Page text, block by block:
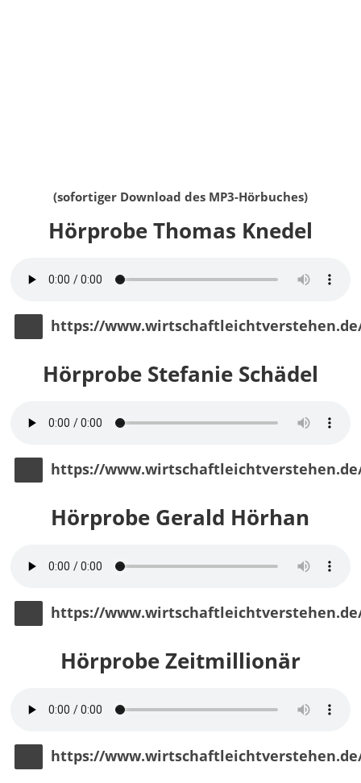
(sofortiger Download des MP3-Hörbuches)
Hörprobe Thomas Knedel
https://
Hörprobe Stefanie Schädel
https://
Hörprobe Gerald Hörhan
https://
Hörprobe Zeitmillionär
https://